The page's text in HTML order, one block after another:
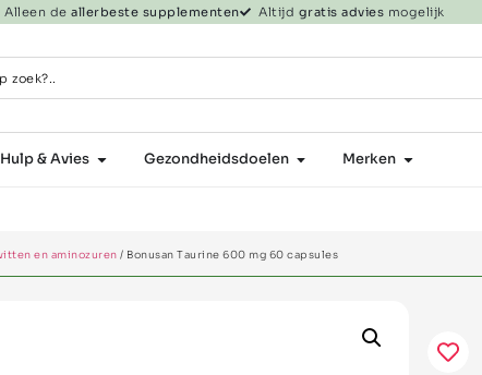
Alleen de allerbeste supplementen Altijd gratis advies mogelijk
Hulp & Avies Gezondheidsdoelen Merken
en aminozuren / Bonusan Taurine 600 mg 60 capsules